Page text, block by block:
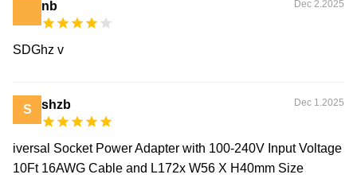
nb Dec 2.2025
SDGhz v
S shzb Dec 1.2025
iversal Socket Power Adapter with 100-240V Input Voltage
10Ft 16AWG Cable and L172x W56 X H40mm Size